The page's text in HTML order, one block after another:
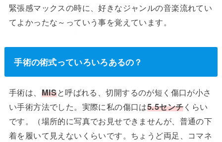
緊張感マックスの時に、好きなジャンルの音楽流れてい
てよかったな～っていう事を覚えています。
手術の術式っていろいろあるの？
手術は、 MISと呼ばれる、切開するのが短く傷口が小さ
い手術方法でした。実際に私の傷口は5.5センチくらい
です。（場所的に写真でお見せできませんが、普通の下
着を履いて見えないくらいです。ちょうど両足、コマネ